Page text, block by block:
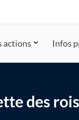
actions Infos
des rois